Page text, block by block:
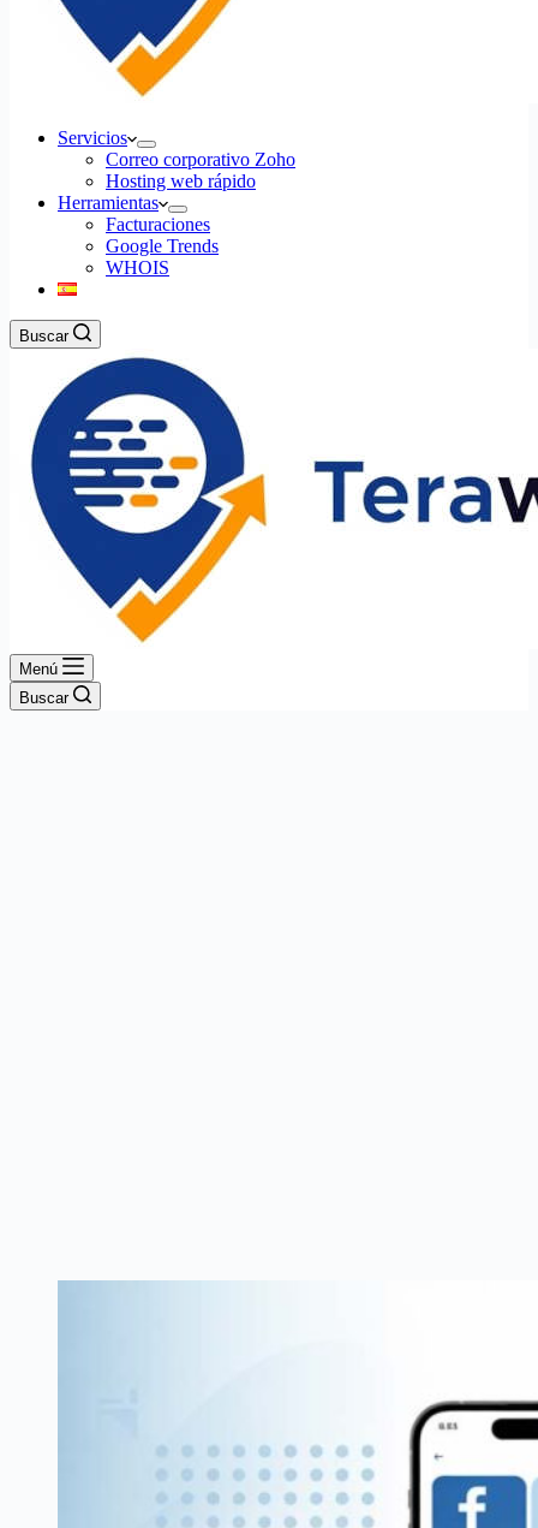
Servicios
Correo corporativo Zoho
Hosting web rápido
Herramientas
Facturaciones
Google Trends
WHOIS
Buscar
Menú
Buscar